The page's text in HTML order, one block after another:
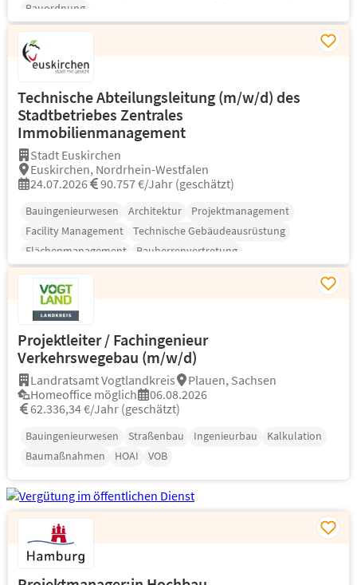
Bauordnung
Technische Abteilungsleitung (m/w/d) des
Stadtbetriebes Zentrales
Immobilienmanagement
Stadt Euskirchen
Euskirchen, Nordrhein-Westfalen
24.07.2026
90.757 €/Jahr (geschätzt)
Bauingenieurwesen Architektur
Projektmanagement
Facility Management
Technische Gebäudeausrüstung
Flächenmanagement
Bauherrenvertretung
Projektleiter / Fachingenieur
Verkehrswegebau (m/w/d)
Landratsamt Vogtlandkreis
Plauen, Sachsen
Homeoffice möglich
06.08.2026
62.336,34 €/Jahr (geschätzt)
Bauingenieurwesen Straßenbau Ingenieurbau
Kalkulation
Baumaßnahmen
HOAI VOB